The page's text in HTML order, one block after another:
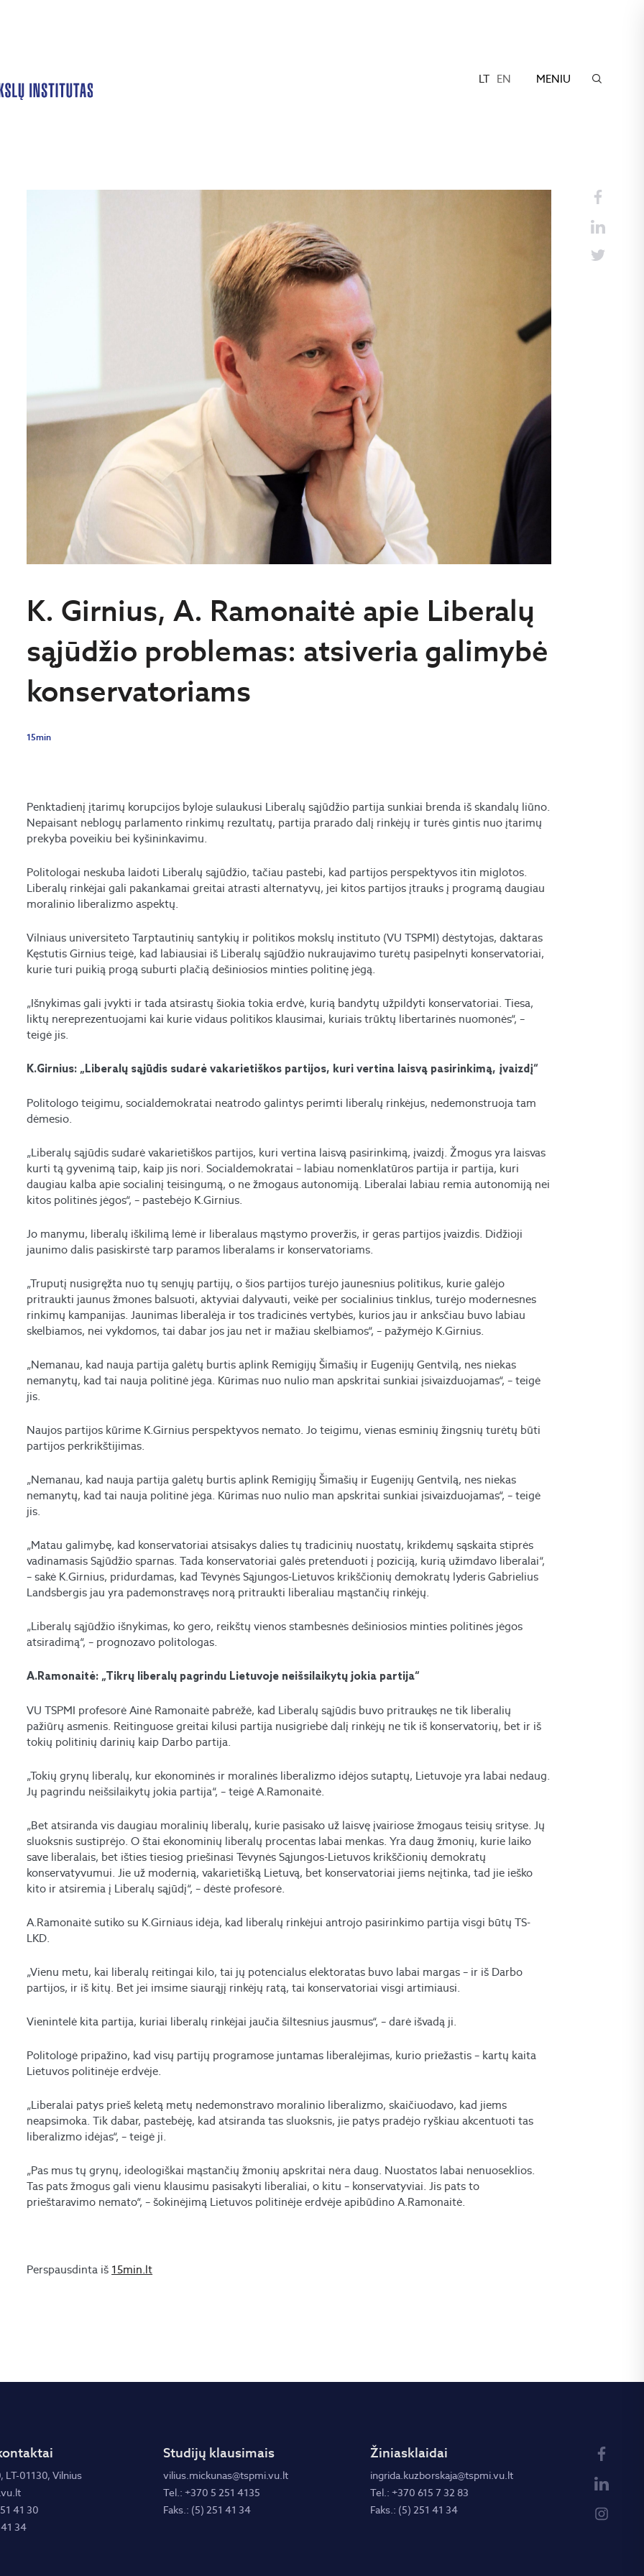
LT EN MENIU
K. Girnius, A. Ramonaitė apie Liberalų
sąjūdžio problemas: atsiveria galimybė
konservatoriams
15min
Penktadienį įtarimų korupcijos byloje sulaukusi Liberalų sąjūdžio partija sunkiai brenda iš skandalų liūno.
Nepaisant neblogų parlamento rinkimų rezultatų, partija prarado dalį rinkėjų ir turės gintis nuo įtarimų
prekyba poveikiu bei kyšininkavimu.
Politologai neskuba laidoti Liberalų sąjūdžio, tačiau pastebi, kad partijos perspektyvos itin miglotos.
Liberalų rinkėjai gali pakankamai greitai atrasti alternatyvų, jei kitos partijos įtrauks į programą daugiau
moralinio liberalizmo aspektų.
Vilniaus universiteto Tarptautinių santykių ir politikos mokslų instituto (VU TSPMI) dėstytojas, daktaras
Kęstutis Girnius teigė, kad labiausiai iš Liberalų sąjūdžio nukraujavimo turėtų pasipelnyti konservatoriai,
kurie turi puikią progą suburti plačią dešiniosios minties politinę jėgą.
„Išnykimas gali įvykti ir tada atsirastų šiokia tokia erdvė, kurią bandytų užpildyti konservatoriai. Tiesa,
liktų nereprezentuojami kai kurie vidaus politikos klausimai, kuriais trūktų libertarinės nuomonės“, –
teigė jis.
K.Girnius: „Liberalų sąjūdis sudarė vakarietiškos partijos, kuri vertina laisvą pasirinkimą, įvaizdį“
Politologo teigimu, socialdemokratai neatrodo galintys perimti liberalų rinkėjus, nedemonstruoja tam
dėmesio.
„Liberalų sąjūdis sudarė vakarietiškos partijos, kuri vertina laisvą pasirinkimą, įvaizdį. Žmogus yra laisvas
kurti tą gyvenimą taip, kaip jis nori. Socialdemokratai – labiau nomenklatūros partija ir partija, kuri
daugiau kalba apie socialinį teisingumą, o ne žmogaus autonomiją. Liberalai labiau remia autonomiją nei
kitos politinės jėgos“, – pastebėjo K.Girnius.
Jo manymu, liberalų iškilimą lėmė ir liberalaus mąstymo proveržis, ir geras partijos įvaizdis. Didžioji
jaunimo dalis pasiskirstė tarp paramos liberalams ir konservatoriams.
„Truputį nusigręžta nuo tų senųjų partijų, o šios partijos turėjo jaunesnius politikus, kurie galėjo
pritraukti jaunus žmones balsuoti, aktyviai dalyvauti, veikė per socialinius tinklus, turėjo modernesnes
rinkimų kampanijas. Jaunimas liberalėja ir tos tradicinės vertybės, kurios jau ir anksčiau buvo labiau
skelbiamos, nei vykdomos, tai dabar jos jau net ir mažiau skelbiamos“, – pažymėjo K.Girnius.
„Nemanau, kad nauja partija galėtų burtis aplink Remigijų Šimašių ir Eugenijų Gentvilą, nes niekas
nemanytų, kad tai nauja politinė jėga. Kūrimas nuo nulio man apskritai sunkiai įsivaizduojamas“, – teigė
jis.
Naujos partijos kūrime K.Girnius perspektyvos nemato. Jo teigimu, vienas esminių žingsnių turėtų būti
partijos perkrikštijimas.
„Nemanau, kad nauja partija galėtų burtis aplink Remigijų Šimašių ir Eugenijų Gentvilą, nes niekas
nemanytų, kad tai nauja politinė jėga. Kūrimas nuo nulio man apskritai sunkiai įsivaizduojamas“, – teigė
jis.
„Matau galimybę, kad konservatoriai atsisakys dalies tų tradicinių nuostatų, krikdemų sąskaita stiprės
vadinamasis Sąjūdžio sparnas. Tada konservatoriai galės pretenduoti į poziciją, kurią užimdavo liberalai“,
– sakė K.Girnius, pridurdamas, kad Tėvynės Sąjungos-Lietuvos krikščionių demokratų lyderis Gabrielius
Landsbergis jau yra pademonstravęs norą pritraukti liberaliau mąstančių rinkėjų.
„Liberalų sąjūdžio išnykimas, ko gero, reikštų vienos stambesnės dešiniosios minties politinės jėgos
atsiradimą“, – prognozavo politologas.
A.Ramonaitė: „Tikrų liberalų pagrindu Lietuvoje neišsilaikytų jokia partija“
VU TSPMI profesorė Ainė Ramonaitė pabrėžė, kad Liberalų sąjūdis buvo pritraukęs ne tik liberalių
pažiūrų asmenis. Reitinguose greitai kilusi partija nusigriebė dalį rinkėjų ne tik iš konservatorių, bet ir iš
tokių politinių darinių kaip Darbo partija.
„Tokių grynų liberalų, kur ekonominės ir moralinės liberalizmo idėjos sutaptų, Lietuvoje yra labai nedaug.
Jų pagrindu neišsilaikytų jokia partija“, – teigė A.Ramonaitė.
„Bet atsiranda vis daugiau moralinių liberalų, kurie pasisako už laisvę įvairiose žmogaus teisių srityse. Jų
sluoksnis sustiprėjo. O štai ekonominių liberalų procentas labai menkas. Yra daug žmonių, kurie laiko
save liberalais, bet išties tiesiog priešinasi Tėvynės Sąjungos-Lietuvos krikščionių demokratų
konservatyvumui. Jie už modernią, vakarietišką Lietuvą, bet konservatoriai jiems neįtinka, tad jie ieško
kito ir atsiremia į Liberalų sąjūdį“, – dėstė profesorė.
A.Ramonaitė sutiko su K.Girniaus idėja, kad liberalų rinkėjui antrojo pasirinkimo partija visgi būtų TS-
LKD.
„Vienu metu, kai liberalų reitingai kilo, tai jų potencialus elektoratas buvo labai margas – ir iš Darbo
partijos, ir iš kitų. Bet jei imsime siaurąjį rinkėjų ratą, tai konservatoriai visgi artimiausi.
Vienintelė kita partija, kuriai liberalų rinkėjai jaučia šiltesnius jausmus“, – darė išvadą ji.
Politologė pripažino, kad visų partijų programose juntamas liberalėjimas, kurio priežastis – kartų kaita
Lietuvos politinėje erdvėje.
„Liberalai patys prieš keletą metų nedemonstravo moralinio liberalizmo, skaičiuodavo, kad jiems
neapsimoka. Tik dabar, pastebėję, kad atsiranda tas sluoksnis, jie patys pradėjo ryškiau akcentuoti tas
liberalizmo idėjas“, – teigė ji.
„Pas mus tų grynų, ideologiškai mąstančių žmonių apskritai nėra daug. Nuostatos labai nenuoseklios.
Tas pats žmogus gali vienu klausimu pasisakyti liberaliai, o kitu – konservatyviai. Jis pats to
prieštaravimo nemato“, – šokinėjimą Lietuvos politinėje erdvėje apibūdino A.Ramonaitė.
Perspausdinta iš 15min.lt
LT-01130, Vilnius
41 30
34
Studijų klausimais
vilius.mickunas@tspmi.vu.lt
Tel.: +370 5 251 4135
Faks.: (5) 251 41 34
Žiniasklaidai
ingrida.kuzborskaja@tspmi.vu.lt
Tel.: +370 615 7 32 83
Faks.: (5) 251 41 34